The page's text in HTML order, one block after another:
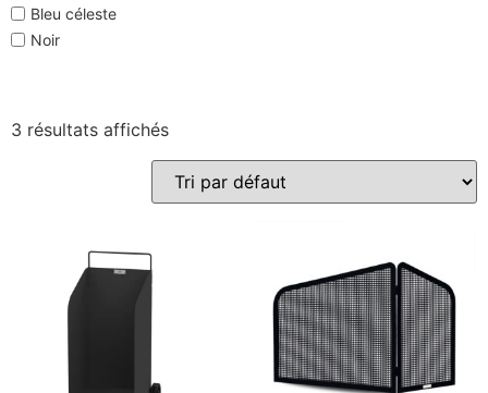
Bleu céleste
Noir
3 résultats affichés